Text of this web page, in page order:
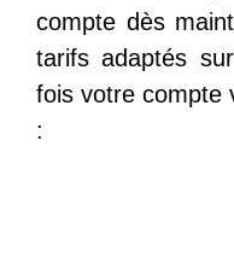
compte dès
tarifs adaptés
fois votre compte
: